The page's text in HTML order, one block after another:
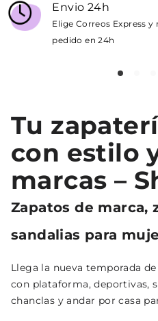
Envio 24h
Elige Correos Express y
pedido en 24h
Tu
con estilo
marcas –
Zapatos de marca,
sandalias para
Llega la nueva temporada
con plataforma, deportivas,
chanclas y andar por casa